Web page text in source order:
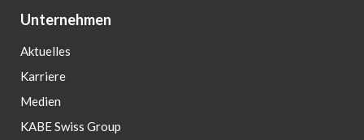
Unternehmen
Aktuelles
Karriere
Medien
KABE Swiss Group